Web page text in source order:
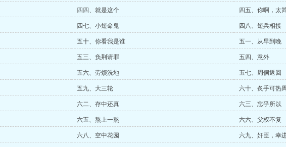
四四、就是这个 四五、你啊，太
四七、小短命鬼 四八、短兵相接
五十、你看我是谁 五一、从早到晚
五三、负荆请罪 五四、意外
五六、劳烦洗地 五七、周侗返回
五九、大三轮 六十、炙手可热
六二、存中还真 六三、忘乎所以
六五、熬上一熬 六六、父权不复
六八、空中花园 六九、奸臣，幸